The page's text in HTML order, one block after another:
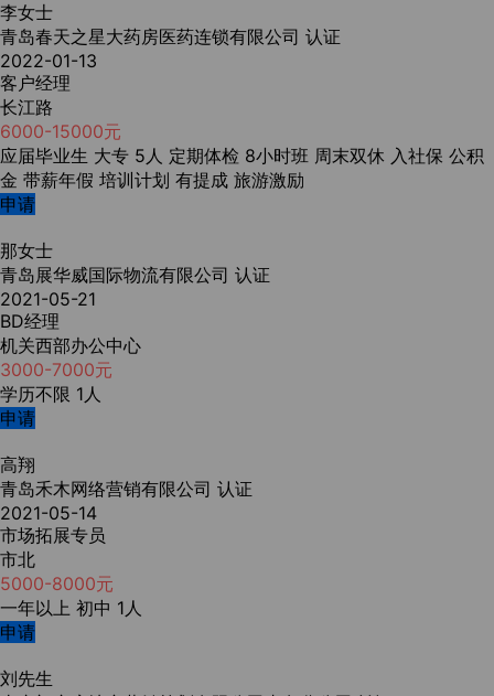
李女士
青岛春天之星大药房医药连锁有限公司 认证
2022-01-13
客户经理
长江路
6000-15000元
应届毕业生 大专 5人 定期体检 8小时班 周末双休 入社保 公积
金 带薪年假 培训计划 有提成 旅游激励
申请
那女士
青岛展华威国际物流有限公司 认证
2021-05-21
BD经理
机关西部办公中心
3000-7000元
学历不限 1人
申请
高翔
青岛禾木网络营销有限公司 认证
2021-05-14
市场拓展专员
市北
5000-8000元
一年以上 初中 1人
申请
刘先生